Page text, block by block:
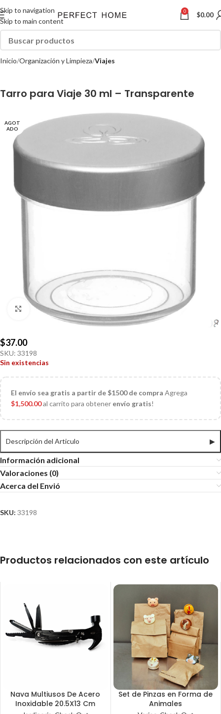
Skip to navigation
Skip to main content
0 $0.00
Inicio Organización y Limpieza Viajes
Tarro para Viaje 30 ml – Transparente
AGOT
ADO
Click to enlarge
$37.00
SKU: 33198
Sin existencias
El envío sea gratis a partir de $1500 de compra Agrega
$1,500.00al carrito para obtener envío gratis!
Descripción del Articulo ▶
Información adicional
Valoraciones (0)
Acerca del Envió
SKU: 33198
Productos relacionados con este artículo
Nava Multiusos De Acero
Inoxidable 20.5X13 Cm
Set de Pinzas en Forma de
Animales